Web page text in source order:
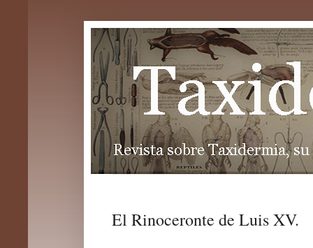
El Rinoceronte de Luis XV.